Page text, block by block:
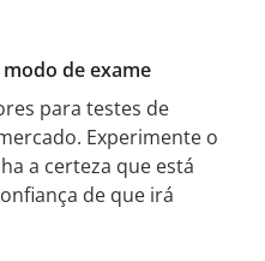
de exame
para testes de
Experimente o
a certeza que está
de que irá